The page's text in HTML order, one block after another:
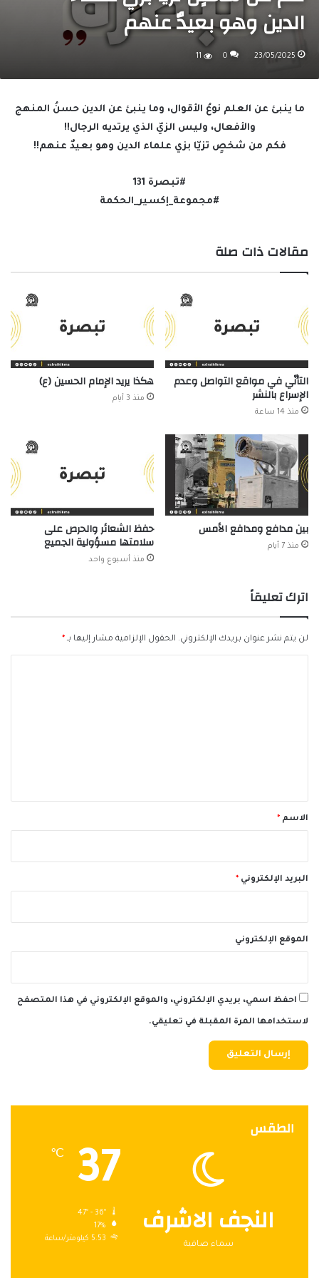
الدين وهو بعيدٌ عنهم
23/05/2025
0
11
ما ينبئ عن العلم نوعُ الأقوال، وما ينبئ عن الدين حسنُ المنهج
والأفعال، وليس الزيّ الذي يرتديه الرجال!!
فكم من شخصٍ تزيّا بزي علماء الدين وهو بعيدٌ عنهم!!
#تبصرة 131
#مجموعة_إكسير_الحكمة
مقالات ذات صلة
التأنّي في مواقع التواصل وعدم
الإسراع بالنشر
منذ 14 ساعة
هكذا يريد الإمام الحسين (ع)
منذ 3 أيام
بين مدافع ومدافع الأمس
منذ 7 أيام
حفظ الشعائر والحرص على
سلامتها مسؤولية الجميع
منذ أسبوع واحد
اترك تعليقاً
لن يتم نشر عنوان بريدك الإلكتروني. الحقول الإلزامية مشار إليها بـ *
*الاسم *
البريد الإلكتروني *
الموقع الإلكتروني
احفظ اسمي، بريدي الإلكتروني، والموقع الإلكتروني في هذا المتصفح
لاستخدامها المرة المقبلة في تعليقي.
الطقس
النجف الاشرف
سماء صافية
37
℃
17%
5.53 كيلومتر/ساعة